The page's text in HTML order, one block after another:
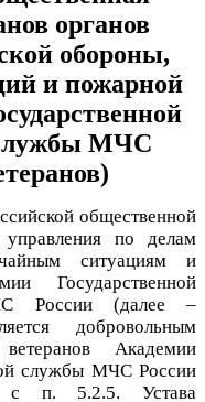
органов
обороны,
и пожарной
МЧС
общественной
управления по делам
ситуациям и
Государственной
России (далее –
добровольным
Академии
службы МЧС России
с п. 5.2.5. Устава